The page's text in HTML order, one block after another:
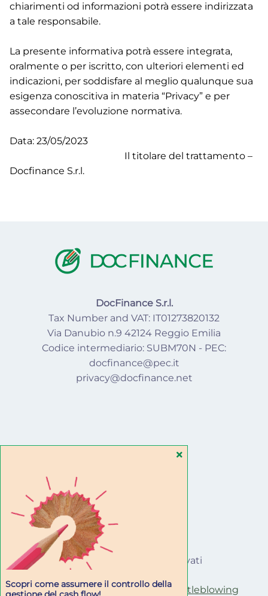
chiarimenti od informazioni potrà essere indirizzata
a tale responsabile.
La presente informativa potrà essere integrata,
oralmente o per iscritto, con ulteriori elementi ed
indicazioni, per soddisfare al meglio qualunque sua
esigenza conoscitiva in materia “Privacy” e per
assecondare l’evoluzione normativa.
Data: 23/05/2023
Il titolare del trattamento –
Docfinance S.r.l.
DocFinance S.r.l.
Tax Number and VAT: IT01273820132
Via Danubio n.9 42124 Reggio Emilia
Codice intermediario: SUBM70N - PEC:
docfinance@pec.it
privacy@docfinance.net
© 2022 · Tutti i diritti riservati
Privacy Cookie policy Whistleblowing
Scopri come assumere il controllo della